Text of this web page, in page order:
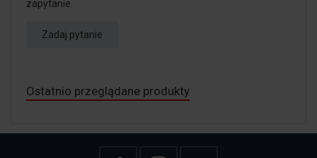
zapytanie.
Zadaj pytanie
Ostatnio przeglądane produkty